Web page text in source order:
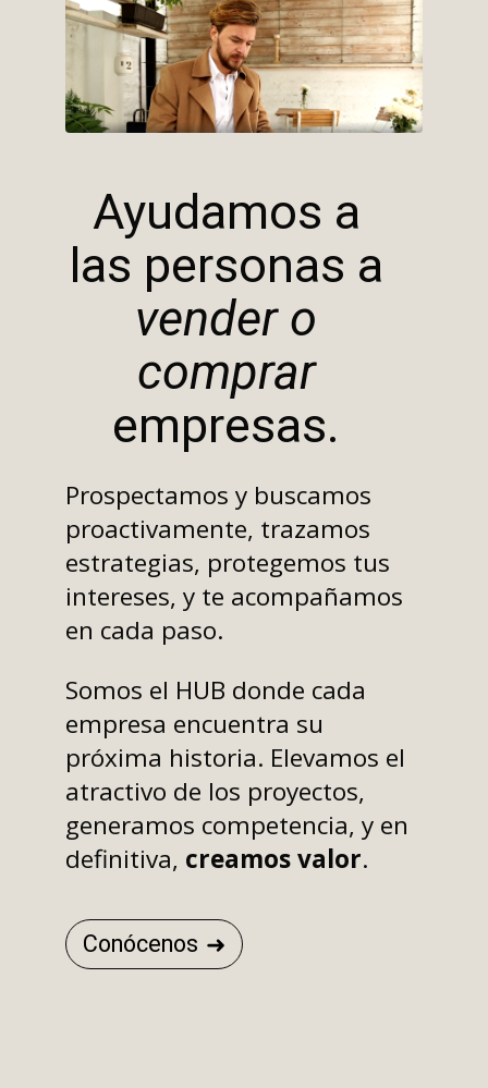
Ayudamos a
las personas a
vender o
comprar
empresas.
Prospectamos y buscamos
proactivamente, trazamos
estrategias, protegemos tus
intereses, y te acompañamos
en cada paso.
Somos el HUB donde cada
empresa encuentra su
próxima historia. Elevamos el
atractivo de los proyectos,
generamos competencia, y en
definitiva, creamos valor.
Conócenos